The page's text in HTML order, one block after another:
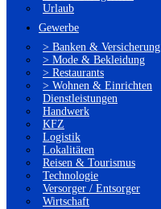
Urlaub
Gewerbe
> Banken & Versicherung
> Mode & Bekleidung
> Restaurants
> Wohnen & Einrichten
Dienstleistungen
Handwerk
KFZ
Logistik
Lokalitäten
Reisen & Tourismus
Technologie
Versorger / Entsorger
Wirtschaft